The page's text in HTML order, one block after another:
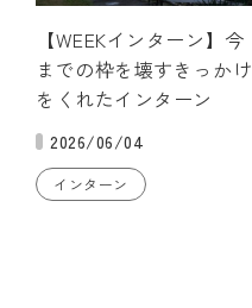
【WEEKインターン】今
までの枠を壊すきっかけ
をくれたインターン
2026/06/04
インターン